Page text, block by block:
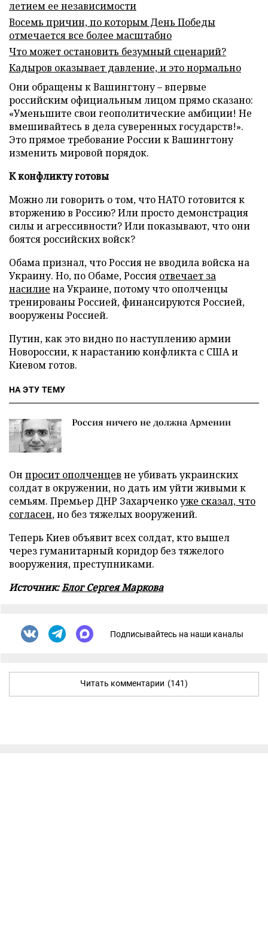
летием ее независимости
Восемь причин, по которым День Победы
отмечается все более масштабно
Что может остановить безумный сценарий?
Кадыров оказывает давление, и это нормально
Они обращены к Вашингтону – впервые
российским официальным лицом прямо сказано:
«Уменьшите свои геополитические амбиции! Не
вмешивайтесь в дела суверенных государств!».
Это прямое требование России к Вашингтону
изменить мировой порядок.
К конфликту готовы
Можно ли говорить о том, что НАТО готовится к
вторжению в Россию? Или просто демонстрация
силы и агрессивности? Или показывают, что они
боятся российских войск?
Обама признал, что Россия не вводила войска на
Украину. Но, по Обаме, Россия отвечает за
насилие на Украине, потому что ополченцы
тренированы Россией, финансируются Россией,
вооружены Россией.
Путин, как это видно по наступлению армии
Новороссии, к нарастанию конфликта с США и
Киевом готов.
НА ЭТУ ТЕМУ
Россия ничего не должна Армении
Он просит ополченцев не убивать украинских
солдат в окружении, но дать им уйти живыми к
семьям. Премьер ДНР Захарченкоуже сказал, что
согласен, но без тяжелых вооружений.
Теперь Киев объявит всех солдат, кто вышел
через гуманитарный коридор без тяжелого
вооружения, преступниками.
Источник:Блог Сергея Маркова
Подписывайтесь на наши каналы
Читать комментарии (141)